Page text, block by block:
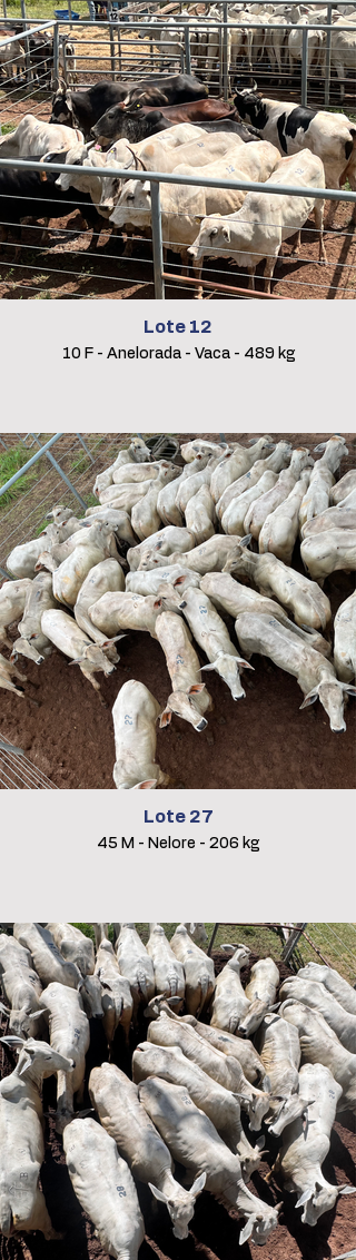
Lote 12
10 F - Anelorada - Vaca - 489 kg
Lote 27
45 M - Nelore - 206 kg